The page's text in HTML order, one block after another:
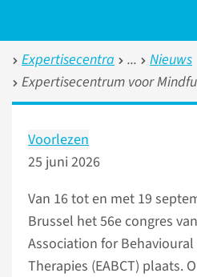
Expertisecentra
Nieuws
Expertisecentrum voor Mindfulness levert zeven
Voorlezen
25 juni 2026
Van 16 tot en met 19
Brussel het 56e congres
Association for
Therapies (EABCT) plaats.